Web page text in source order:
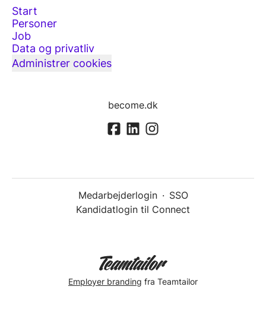
Start
Personer
Job
Data og privatliv
Administrer cookies
become.dk
Medarbejderlogin · SSO
Kandidatlogin til Connect
Employer branding fra Teamtailor